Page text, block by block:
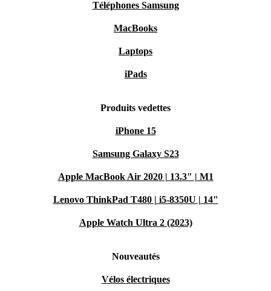
Téléphones Samsung
MacBooks
Laptops
iPads
Produits vedettes
iPhone 15
Samsung Galaxy S23
Apple MacBook Air 2020 | 13.3" | M1
Lenovo ThinkPad T480 | i5-8350U | 14"
Apple Watch Ultra 2 (2023)
Nouveautés
Vélos électriques